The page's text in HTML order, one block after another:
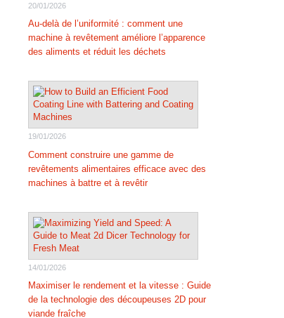
20/01/2026
Au-delà de l’uniformité : comment une
machine à revêtement améliore l’apparence
des aliments et réduit les déchets
19/01/2026
Comment construire une gamme de
revêtements alimentaires efficace avec des
machines à battre et à revêtir
14/01/2026
Maximiser le rendement et la vitesse : Guide
de la technologie des découpeuses 2D pour
viande fraîche